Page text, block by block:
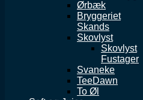
Ørbæk
Bryggeriet
Skands
Skovlyst
Skovlyst
Fustager
Svaneke
TeeDawn
To Øl